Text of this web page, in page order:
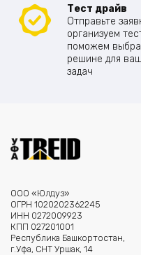
Тест драйв
Отправьте
организуем
поможем
решине для
задач
ООО «Юлдуз»
ОГРН 1020202362245
ИНН 0272009923
КПП 027201001
Республика Башкортостан,
г.Уфа, СНТ Уршак, 14